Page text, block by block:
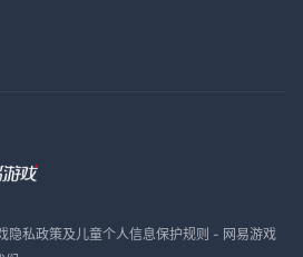
隐私政策及儿童个人信息保护规则 - 网易游戏